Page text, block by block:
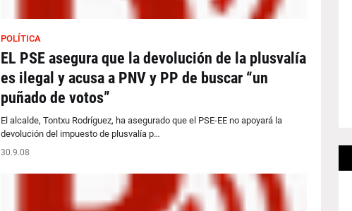
POLÍTICA
EL PSE asegura que la devolución de la plusvalía
es ilegal y acusa a PNV y PP de buscar “un
puñado de votos”
El alcalde, Tontxu Rodríguez, ha asegurado que el PSE-EE no apoyará la
devolución del impuesto de plusvalía p…
30.9.08